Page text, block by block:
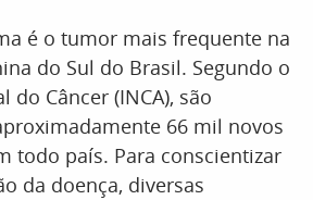
é o tumor mais frequente na
do Sul do Brasil. Segundo o
do Câncer (INCA), são
66 mil novos
todo país. Para conscientizar
da doença, diversas